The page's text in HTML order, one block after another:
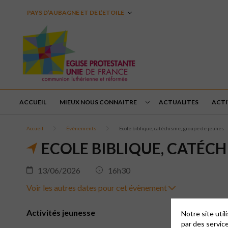
PAYS D’AUBAGNE ET DE L’ETOILE
ACCUEIL MIEUX NOUS CONNAITRE ACTUALITES
Accueil Événements Ecole biblique, catéchisme, groupe de jeunes
ECOLE BIBLIQUE,
13/06/2026
16h30
Voir les autres dates pour cet évènement
Activités jeunesse
Notre site
par des